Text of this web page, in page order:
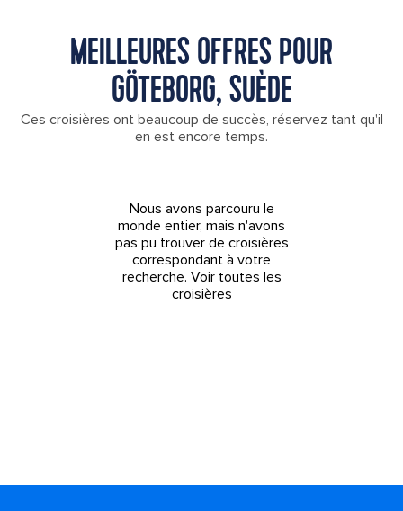
MEILLEURES OFFRES POUR
GÖTEBORG, SUÈDE
Ces croisières ont beaucoup de succès, réservez tant qu'il
en est encore temps.
Nous avons parcouru le
monde entier, mais n'avons
pas pu trouver de croisières
correspondant à votre
recherche. Voir toutes les
croisières